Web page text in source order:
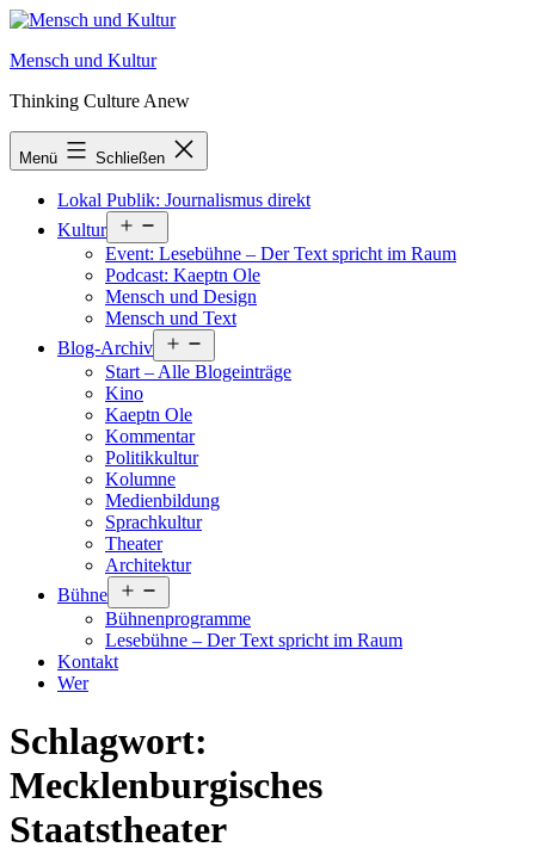
Zum
springen
Mensch und Kultur
Thinking Culture Anew
Menü Schließen
Lokal Publik: Journalismus direkt
Kultur
öffnen
Event: Lesebühne – Der Text spricht im Raum
Podcast: Kaeptn Ole
Mensch und Design
Mensch und Text
Blog-Archiv
öffnen
Start – Alle Blogeinträge
Kino
Kaeptn Ole
Kommentar
Politikkultur
Kolumne
Medienbildung
Sprachkultur
Theater
Architektur
Bühne
öffnen
Bühnenprogramme
Lesebühne – Der Text spricht im Raum
Kontakt
Wer
Schlagwort:
Mecklenburgisches
Staatstheater